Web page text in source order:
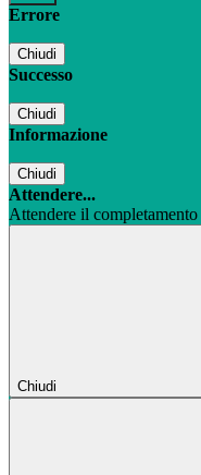
Errore
Chiudi
Successo
Chiudi
Informazione
Chiudi
Attendere...
Attendere il
Chiudi